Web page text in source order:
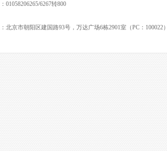
01058206265/6267转800
北京市朝阳区建国路93号，万达广场6栋2901室（PC：100022）